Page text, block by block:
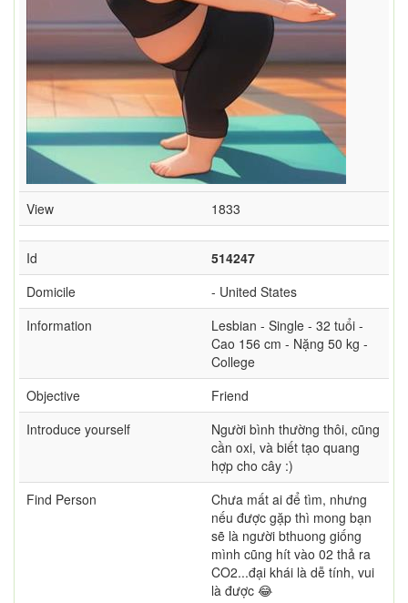
View 1833
Id
514247
Domicile
- United States
Information
Lesbian - Single - 32 tuổi -
Cao 156 cm - Nặng 50 kg -
College
Objective
Friend
Introduce yourself
Người bình thường thôi, cũng
cần oxi, và biết tạo quang
hợp cho cây :)
Find Person
Chưa mất ai để tìm, nhưng
nếu được gặp thì mong bạn
sẽ là người bthuong giống
mình cũng hít vào 02 thả ra
CO2...đại khái là dễ tính, vui
là được 😂